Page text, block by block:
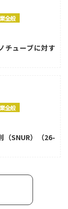
全般
チューブに対す
全般
（SNUR）（26-